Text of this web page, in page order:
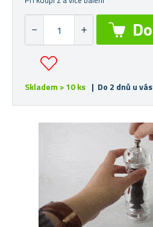
Skladem > 10 ks | Do 2 dnů u vás